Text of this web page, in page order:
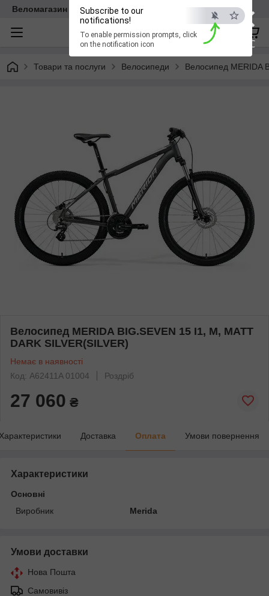
×
ESC
Subscribe to our
notifications!
To enable permission prompts, click
on the notification icon
Веломагазин EasyBike
Товари та послуги Велосипеди Велосипед MERIDA
Велосипед MERIDA BIG.SEVEN 15 I1, M, MATT
DARK SILVER(SILVER)
Немає в наявності
Код: A62411A 01004
Роздріб
27 060 ₴
Доставка Оплата Умови повернення
Характеристики
Основні
Виробник
Merida
Умови доставки
Нова Пошта
Самовивіз